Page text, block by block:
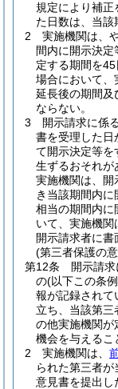
規定により補正
た日数は、当該
2
実施機関は、
間内に開示決定
定する期間を45
場合において、
延長後の期間及
ならない。
3
開示請求に係
書を受理した日
て開示決定等を
生ずるおそれが
実施機関は、開
き当該期間内
相当の期間内に
いて、実施機関
開示請求者に書
(第三者保護の
第12条
開示請
の(以下この条
報が記録されて
立ち、当該第
の他実施機関が
機会を与えるこ
2
実施機関は、
られた第三者
意見書を提出し